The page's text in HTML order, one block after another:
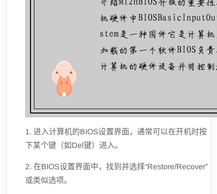
1. 进入计算机的BIOS设置界面，通常可以在开机时按
下某个键（如Del键）进入。
2. 在BIOS设置界面中，找到并选择“Restore/Recover”
或类似选项。